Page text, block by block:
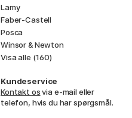
Lamy
Faber-Castell
Posca
Winsor & Newton
Visa alle (160)
Kundeservice
Kontakt osvia e-mail eller
telefon, hvis du har spørgsmål.